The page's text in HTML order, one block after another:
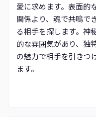
愛に求めます。表面的
関係より、魂で共鳴で
る相手を探します。神
的な雰囲気があり、独
の魅力で相手を引きつ
ます。